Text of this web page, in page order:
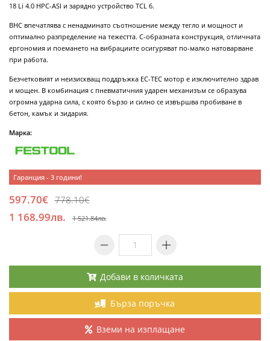
18 Li 4.0 HPC-ASI и зарядно устройство TCL 6.
BHC впечатлява с ненадминато съотношение между тегло и мощност и
оптимално разпределение на тежестта. С-образната конструкция, отличната
ергономия и поемането на вибрациите осигуряват по-малко натоварване
при работа.
Безчетковият и неизискващ поддръжка ЕС-ТЕС мотор е изключително здрав
и мощен. В комбинация с пневматичния ударен механизъм се образува
огромна ударна сила, с която бързо и силно се извършва пробиване в
бетон, камък и зидария.
Марка:
Гаранция - 3 години!
597.70€ 778.10€
1 168.99лв. 1 521.84лв.
Добави в количката
Бърза поръчка
Вземи на изплащане